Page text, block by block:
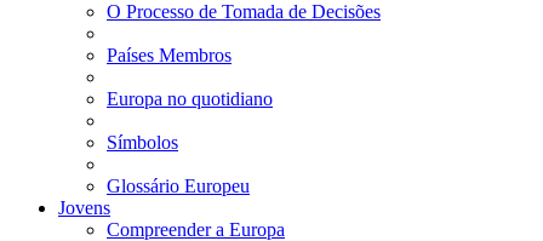
O Processo de Tomada de Decisões
Países Membros
Europa no quotidiano
Símbolos
Glossário Europeu
Jovens
Compreender a Europa